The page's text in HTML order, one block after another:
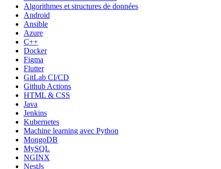
Algorithmes et structures de données
Android
Ansible
Azure
C++
Docker
Figma
Flutter
GitLab CI/CD
Github Actions
HTML & CSS
Java
Jenkins
Kubernetes
Machine learning avec Python
MongoDB
MySQL
NGINX
NestJs